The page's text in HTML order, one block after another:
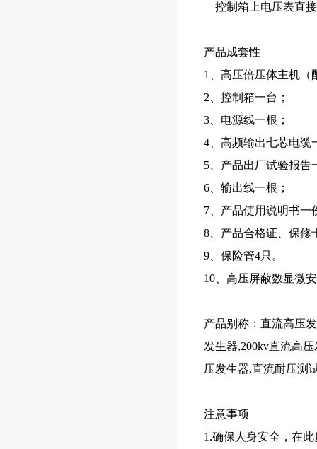
控制箱上电压表直接
产品成套性
1、高压倍压体主机（
2、控制箱一台；
3、电源线一根；
4、高频输出七芯电缆
5、产品出厂试验报告
6、输出线一根；
7、产品使用说明书一
8、产品合格证、保修
9、保险管4只。
10、高压屏蔽数显微
产品别称：直流高压
发生器,200kv直流高
压发生器,直流耐压测
注意事项
1.确保人身安全，在